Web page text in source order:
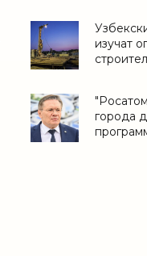
изучат
города